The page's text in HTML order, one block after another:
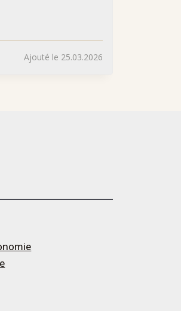
Ajouté le 25.03.2026